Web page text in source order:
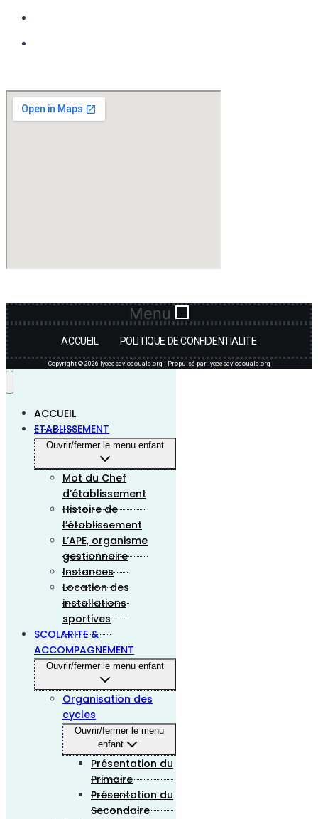
Menu
ACCUEIL POLITIQUE DE CONFIDENTIALITE
Copyright © 2026 lyceesaviodouala.org | Propulsé par lyceesaviodouala.org
ACCUEIL
ETABLISSEMENT
Ouvrir/fermer le menu enfant
Mot du Chef
d’établissement
Histoire de
l’établissement
L’APE, organisme
gestionnaire
Instances
Location des
installations
sportives
SCOLARITE &
ACCOMPAGNEMENT
Ouvrir/fermer le menu enfant
Organisation des
cycles
Ouvrir/fermer le menu
enfant
Présentation du
Primaire
Présentation du
Secondaire